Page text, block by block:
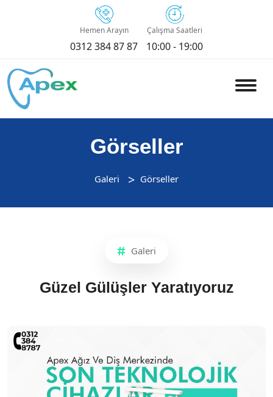
Hemen Arayın
0312 384 87 87
Çalışma Saatleri
10:00 - 19:00
Görseller
Galeri Görseller
Galeri
Güzel Gülüşler Yaratıyoruz